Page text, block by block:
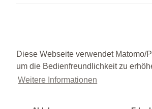
Diese Webseite verwendet Matomo/
um die Bedienfreundlichkeit zu
Weitere Informationen
© 2026 Ortsverein Rutesheim